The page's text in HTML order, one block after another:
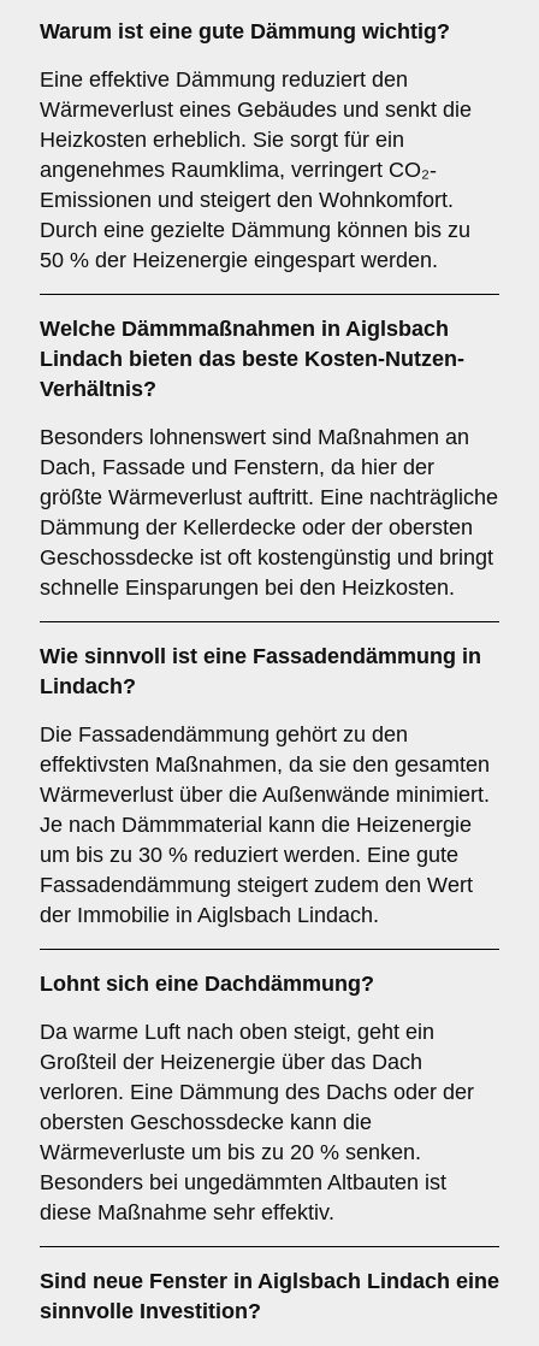
Warum ist eine gute Dämmung wichtig?
Eine effektive Dämmung reduziert den
Wärmeverlust eines Gebäudes und senkt die
Heizkosten erheblich. Sie sorgt für ein
angenehmes Raumklima, verringert CO₂-
Emissionen und steigert den Wohnkomfort.
Durch eine gezielte Dämmung können bis zu
50 % der Heizenergie eingespart werden.
Welche Dämmmaßnahmen in Aiglsbach
Lindach bieten das beste Kosten-Nutzen-
Verhältnis?
Besonders lohnenswert sind Maßnahmen an
Dach, Fassade und Fenstern, da hier der
größte Wärmeverlust auftritt. Eine nachträgliche
Dämmung der Kellerdecke oder der obersten
Geschossdecke ist oft kostengünstig und bringt
schnelle Einsparungen bei den Heizkosten.
Wie sinnvoll ist eine Fassadendämmung in
Lindach?
Die Fassadendämmung gehört zu den
effektivsten Maßnahmen, da sie den gesamten
Wärmeverlust über die Außenwände minimiert.
Je nach Dämmmaterial kann die Heizenergie
um bis zu 30 % reduziert werden. Eine gute
Fassadendämmung steigert zudem den Wert
der Immobilie in Aiglsbach Lindach.
Lohnt sich eine Dachdämmung?
Da warme Luft nach oben steigt, geht ein
Großteil der Heizenergie über das Dach
verloren. Eine Dämmung des Dachs oder der
obersten Geschossdecke kann die
Wärmeverluste um bis zu 20 % senken.
Besonders bei ungedämmten Altbauten ist
diese Maßnahme sehr effektiv.
Sind neue Fenster in Aiglsbach Lindach eine
sinnvolle Investition?